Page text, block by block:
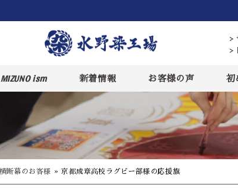
>
>
MIZUNO ism 新着情報 お客様の声 初
断幕のお客様 »京都成章高校ラグビー部様の応援旗